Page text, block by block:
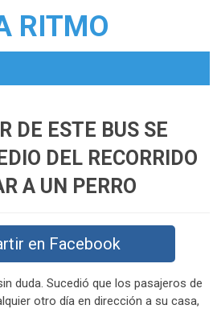
RITMO
DE ESTE BUS SE
DEL RECORRIDO
A UN PERRO
en Facebook
duda. Sucedió que los pasajeros de
otro día en dirección a su casa,